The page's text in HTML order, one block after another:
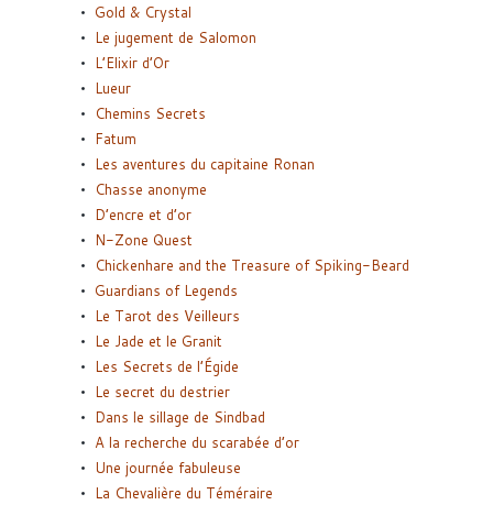
Gold & Crystal
Le jugement de Salomon
L’Elixir d’Or
Lueur
Chemins Secrets
Fatum
Les aventures du capitaine Ronan
Chasse anonyme
D’encre et d’or
N-Zone Quest
Chickenhare and the Treasure of Spiking-Beard
Guardians of Legends
Le Tarot des Veilleurs
Le Jade et le Granit
Les Secrets de l’Égide
Le secret du destrier
Dans le sillage de Sindbad
A la recherche du scarabée d’or
Une journée fabuleuse
La Chevalière du Téméraire